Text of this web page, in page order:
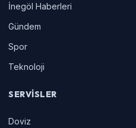
İnegöl Haberleri
Gündem
Spor
Teknoloji
SERVISLER
Doviz